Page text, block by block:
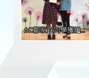
6C鄒家宜同學獲羅氏慈善基金201516學年應用學習獎01